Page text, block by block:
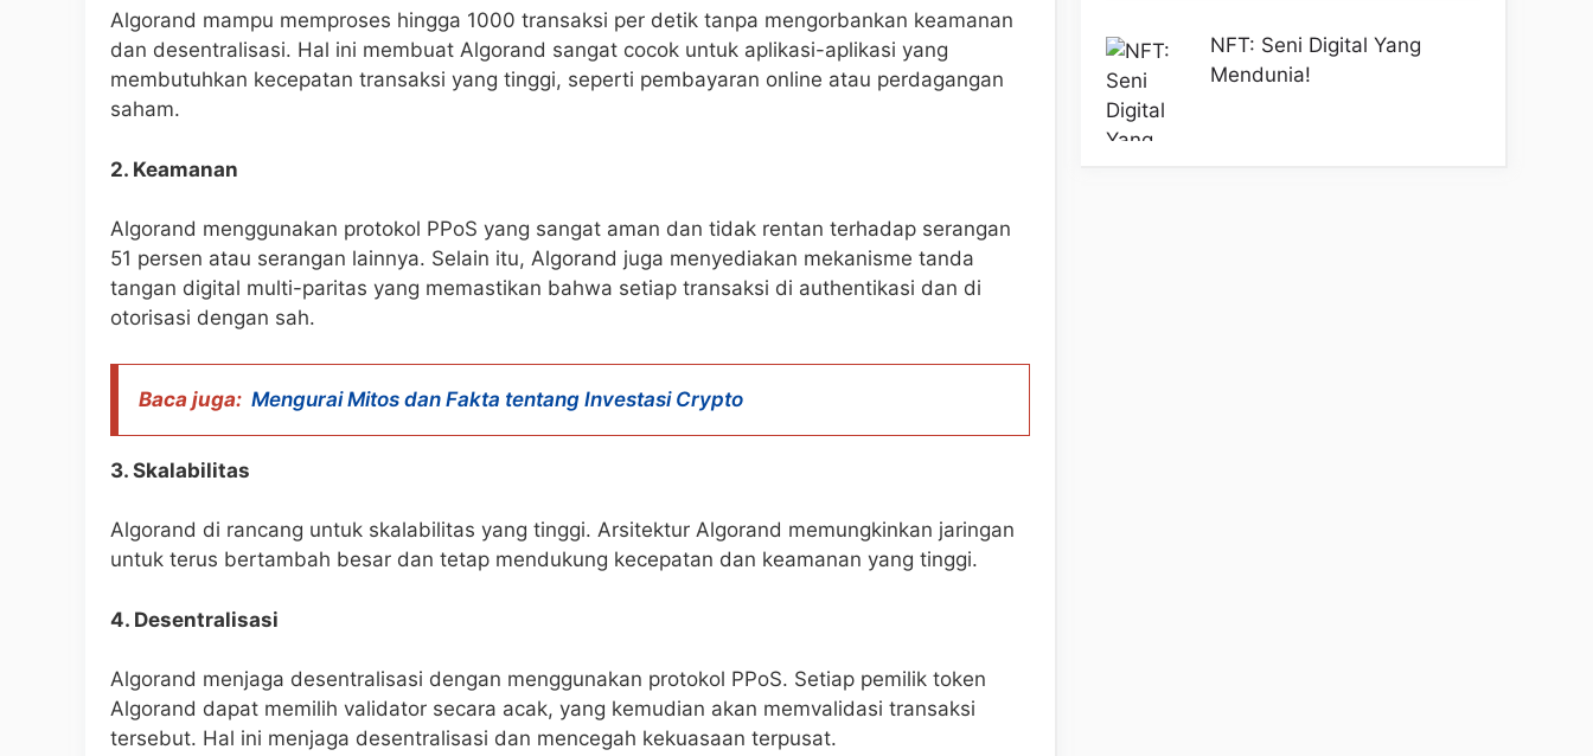
Algorand mampu memproses hingga 1000 transaksi per detik tanpa mengorbankan keamanan
dan desentralisasi. Hal ini membuat Algorand sangat cocok untuk aplikasi-aplikasi yang
membutuhkan kecepatan transaksi yang tinggi, seperti pembayaran online atau perdagangan
saham.
2. Keamanan
Algorand menggunakan protokol PPoS yang sangat aman dan tidak rentan terhadap serangan
51 persen atau serangan lainnya. Selain itu, Algorand juga menyediakan mekanisme tanda
tangan digital multi-paritas yang memastikan bahwa setiap transaksi di authentikasi dan di
otorisasi dengan sah.
Baca juga: Mengurai Mitos dan Fakta tentang Investasi Crypto
3. Skalabilitas
Algorand di rancang untuk skalabilitas yang tinggi. Arsitektur Algorand memungkinkan jaringan
untuk terus bertambah besar dan tetap mendukung kecepatan dan keamanan yang tinggi.
4. Desentralisasi
Algorand menjaga desentralisasi dengan menggunakan protokol PPoS. Setiap pemilik token
Algorand dapat memilih validator secara acak, yang kemudian akan memvalidasi transaksi
tersebut. Hal ini menjaga desentralisasi dan mencegah kekuasaan terpusat.
NFT: Seni Digital Yang
Mendunia!